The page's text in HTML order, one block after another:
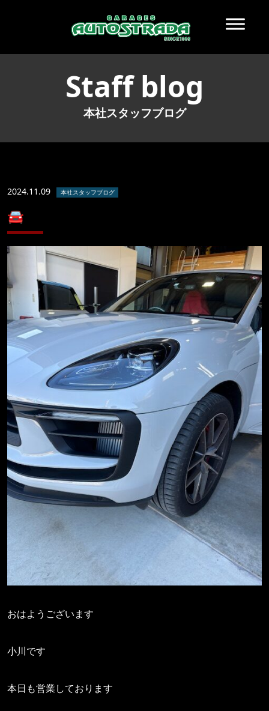
Staff blog
本社スタッフブログ
2024.11.09 本社スタッフブログ
🚘
おはようございます
小川です
本日も営業しております